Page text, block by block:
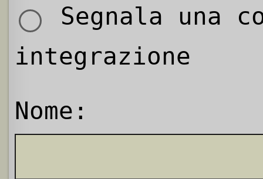
Segnala una
integrazione
Nome: